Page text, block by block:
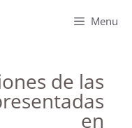
Menu
de las
en